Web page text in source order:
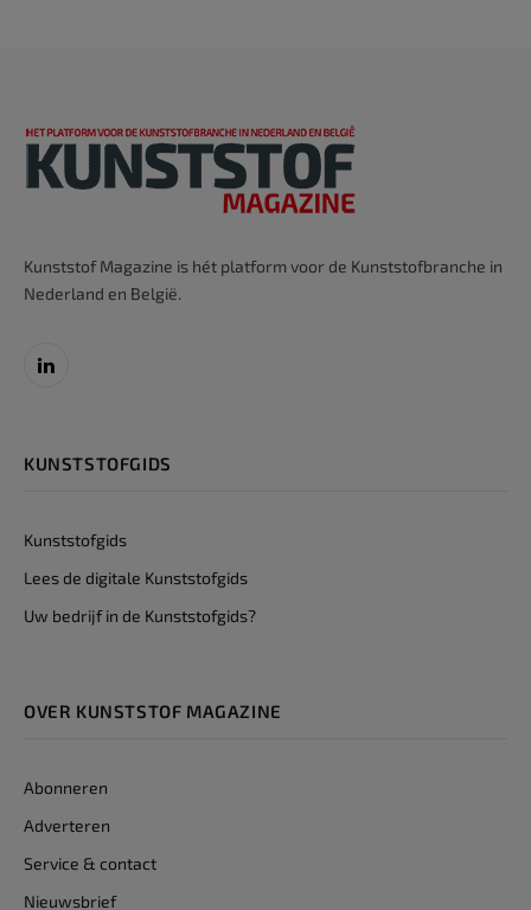
Kunststof Magazine is hét platform voor de Kunststofbranche in
Nederland en België.
LinkedIn
KUNSTSTOFGIDS
Kunststofgids
Lees de digitale Kunststofgids
Uw bedrijf in de Kunststofgids?
OVER KUNSTSTOF MAGAZINE
Abonneren
Adverteren
Service & contact
Nieuwsbrief